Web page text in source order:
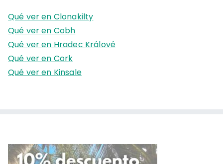
Qué ver en Clonakilty
Qué ver en Cobh
Qué ver en Hradec Králové
Qué ver en Cork
Qué ver en Kinsale